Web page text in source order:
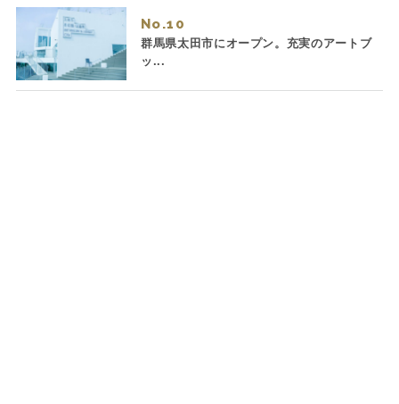
No.
群馬県太田市にオープン。充実のアートブ
ッ...